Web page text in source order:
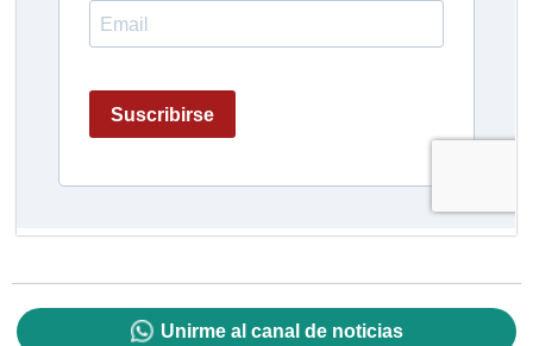
Unirme al canal de noticias